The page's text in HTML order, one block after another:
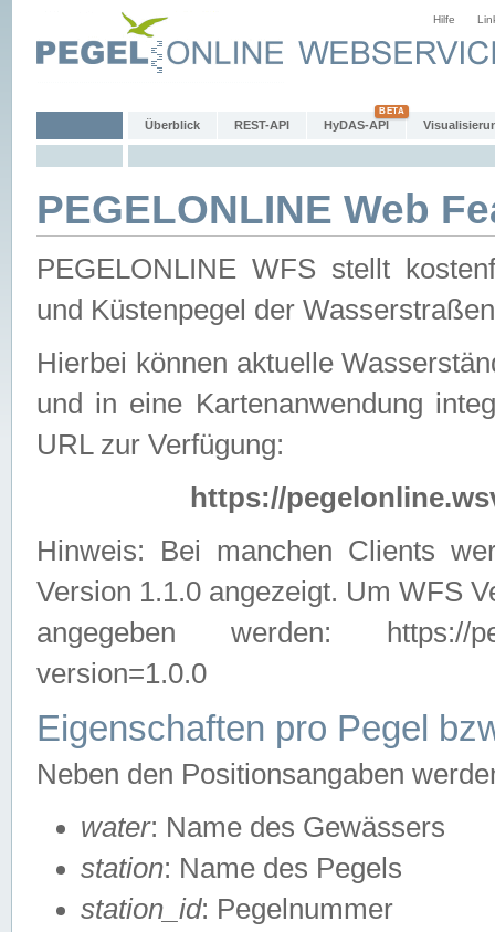
Hilfe
Überblick REST-API HyDAS-API
PEGELONLINE Web
PEGELONLINE WFS stellt
und Küstenpegel der
Hierbei können aktuelle
und in eine Kartenanwendung
URL zur Verfügung:
https://
Hinweis: Bei manchen Clients
Version 1.1.0 angezeigt. Um WFS
angegeben werden: https://
version=1.0.0
Eigenschaften pro Pegel
Neben den Positionsangaben
water: Name des Gewässers
station: Name des Pegels
station_id: Pegelnummer